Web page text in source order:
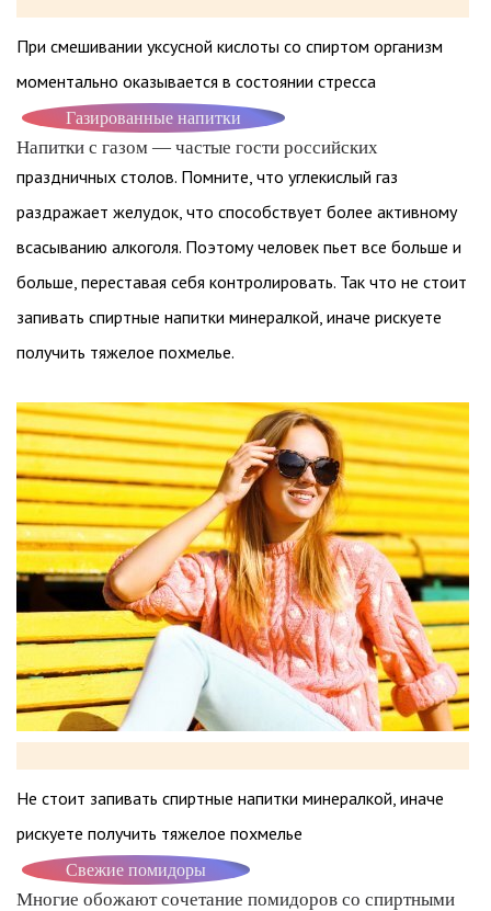
При смешивании уксусной кислоты со спиртом организм
моментально оказывается в состоянии стресса
Газированные напитки
Напитки с газом — частые гости российских
праздничных столов. Помните, что углекислый газ
раздражает желудок, что способствует более активному
всасыванию алкоголя. Поэтому человек пьет все больше и
больше, переставая себя контролировать. Так что не стоит
запивать спиртные напитки минералкой, иначе рискуете
получить тяжелое похмелье.
Не стоит запивать спиртные напитки минералкой, иначе
рискуете получить тяжелое похмелье
Свежие помидоры
Многие обожают сочетание помидоров со спиртными